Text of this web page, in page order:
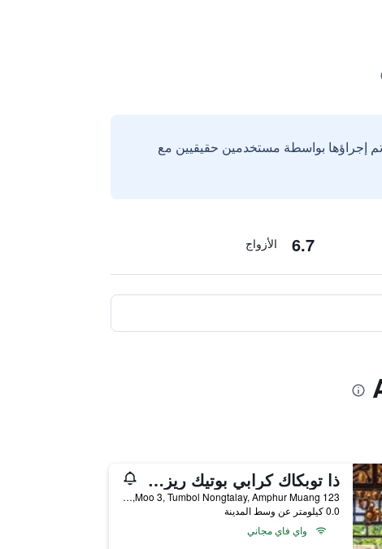
إجراؤها بواسطة مستخدمين حقيقيين مع
6.7 الأزواج
ذا توبكاك كرابي بوتيك ريزورت
123 Moo 3, Tumbol Nongtalay, Amphur Muang, كرابي, تايلاند
0.0 كيلومتر عن وسط المدينة
واي فاي مجاني